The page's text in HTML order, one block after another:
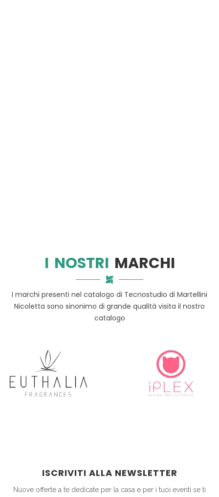
I NOSTRI MARCHI
I marchi presenti nel catalogo di Tecnostudio di Martellini
Nicoletta sono sinonimo di grande qualità visita il nostro
catalogo
ISCRIVITI ALLA NEWSLETTER
Nuove offerte a te dedicate per la casa e per i tuoi eventi se ti